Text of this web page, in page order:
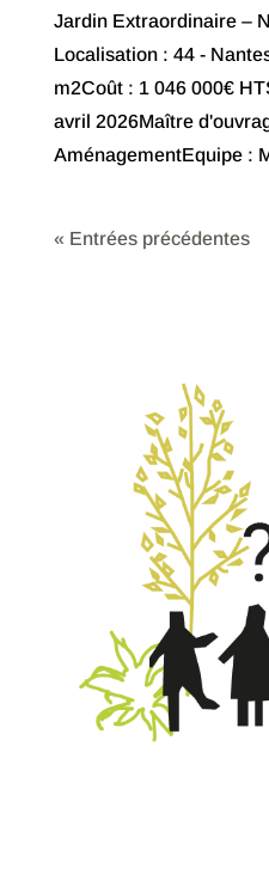
Jardin Extraordinaire –
Localisation : 44 -
m2Coût : 1 046 000€
avril 2026Maître
AménagementEquipe :
« Entrées précédentes